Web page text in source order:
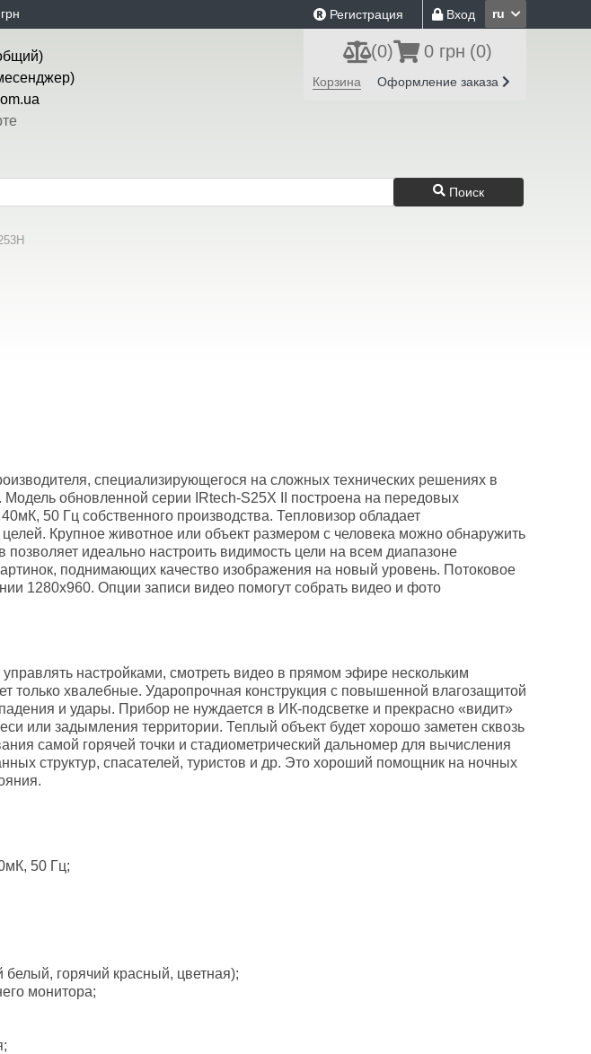
ru
Вход
Регистрация
(0) 0 грн (0)
Корзина Оформление заказа
Поиск
специализирующегося на сложных технических решениях в
обновленной серии IRtech-S25X II построена на передовых
50 Гц собственного производства. Тепловизор обладает
Крупное животное или объект размером с человека можно обнаружить
идеально настроить видимость цели на всем диапазоне
поднимающих качество изображения на новый уровень. Потоковое
1280x960. Опции записи видео помогут собрать видео и фото
настройками, смотреть видео в прямом эфире нескольким
только хвалебные. Ударопрочная конструкция с повышенной влагозащитой
и удары. Прибор не нуждается в ИК-подсветке и прекрасно «видит»
или задымления территории. Теплый объект будет хорошо заметен сквозь
самой горячей точки и стадиометрический дальномер для вычисления
структур, спасателей, туристов и др. Это хороший помощник на ночных
50 Гц;
горячий красный, цветная);
монитора;